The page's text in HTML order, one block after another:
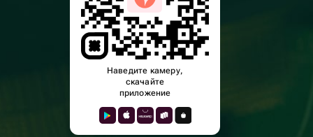
Наведите камеру,
скачайте
приложение